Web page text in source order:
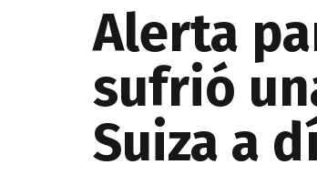
Alerta
sufrió
Suiza a